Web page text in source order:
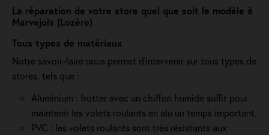
La réparation de votre store quel que soit le modèle à
Marvejols (Lozère)
Tous types de matériaux
Notre savoir-faire nous permet d'intervenir sur tous types de
stores, tels que :
Aluminium : frotter avec un chiffon humide suffit pour
maintenir les volets roulants en alu un temps important.
PVC : les volets roulants sont très résistants aux